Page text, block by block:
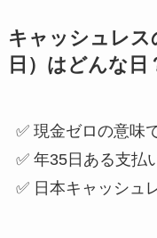
キャッシュレス
日）はどんな日
✅ 現金ゼロの意味
✅ 年35日ある支払
✅ 日本キャッシュ